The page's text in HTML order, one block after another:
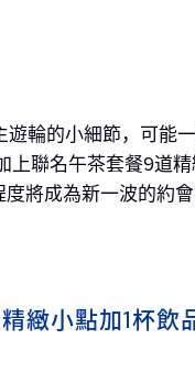
輪的小細節，可能
上聯名午茶套餐9道
將成為新一波的約
緻小點加1杯飲